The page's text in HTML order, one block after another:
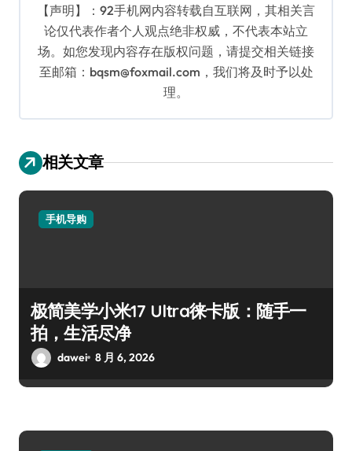
【声明】：92手机网内容转载自互联网，其相关言
论仅代表作者个人观点绝非权威，不代表本站立
场。如您发现内容存在版权问题，请提交相关链接
至邮箱：bqsm@foxmail.com，我们将及时予以处
理。
相关文章
手机导购
极简美学小米17 Ultra徕卡版：随手一
拍，生活尽净
dawei 8 月 6, 2026